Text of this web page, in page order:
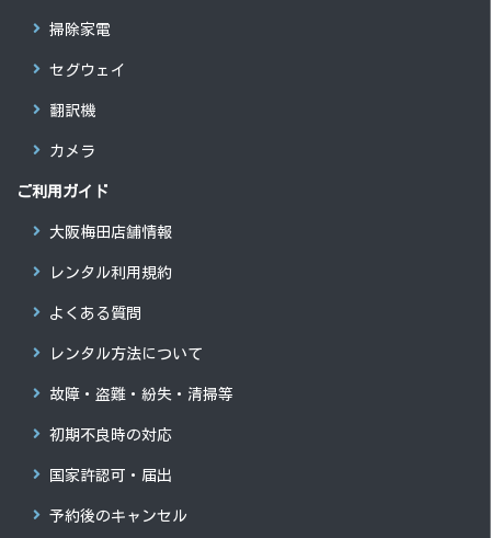
掃除家電
セグウェイ
翻訳機
カメラ
ご利用ガイド
大阪梅田店舗情報
レンタル利用規約
よくある質問
レンタル方法について
故障・盗難・紛失・清掃等
初期不良時の対応
国家許認可・届出
予約後のキャンセル